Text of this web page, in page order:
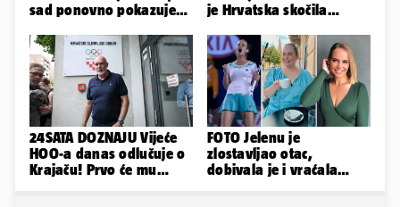
sad ponovno pokazuje
je Hrvatska skočila
klubova
24SATA DOZNAJU Vijeće
HOO-a danas odlučuje o
Krajaču! Prvo će mu
FOTO Jelenu je
zlostavljao otac,
dobivala je i vraćala